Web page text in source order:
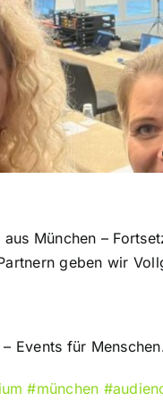
München –
geben wir
Events für
#münchen